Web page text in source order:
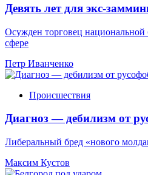
Девять лет для экс-
Осужден торговец
сфере
Петр Иванченко
Происшествия
Диагноз — дебилизм от
Либеральный бред «нового
Максим Кустов